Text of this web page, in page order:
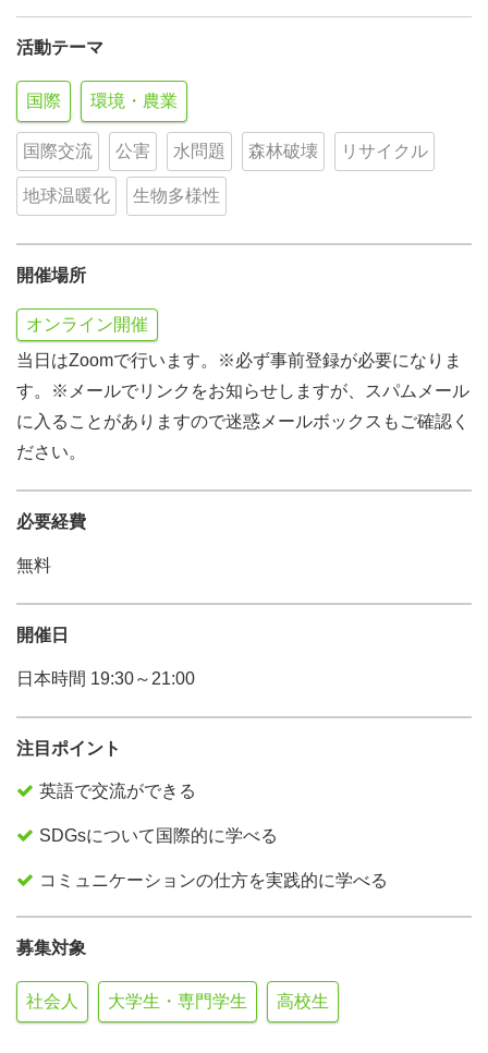
活動テーマ
国際 環境・農業
国際交流 公害 水問題 森林破壊 リサイクル
地球温暖化 生物多様性
開催場所
オンライン開催
当日はZoomで行います。※必ず事前登録が必要になりま
す。※メールでリンクをお知らせしますが、スパムメール
に入ることがありますので迷惑メールボックスもご確認く
ださい。
必要経費
無料
開催日
日本時間 19:30～21:00
注目ポイント
英語で交流ができる
SDGsについて国際的に学べる
コミュニケーションの仕方を実践的に学べる
募集対象
社会人 大学生・専門学生 高校生